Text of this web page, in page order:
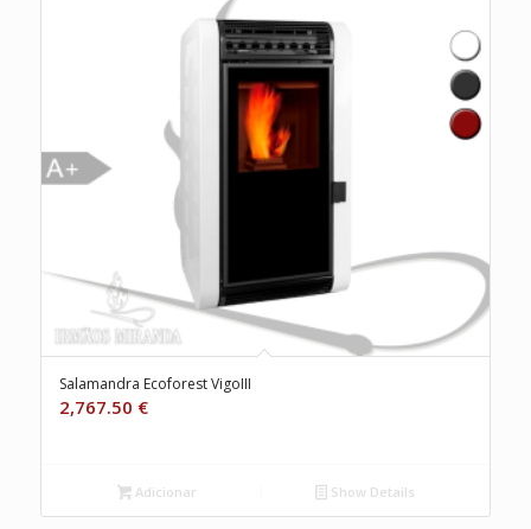
Salamandra Ecoforest VigoIII
2,767.50 €
Adicionar Show Details